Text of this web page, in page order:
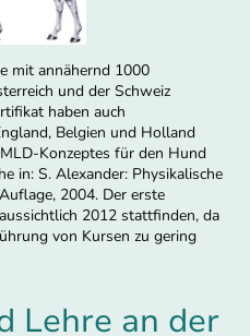
mit annähernd 1000
und der Schweiz
haben auch
Belgien und Holland
Konzeptes für den Hund
in: S. Alexander: Physikalische
2004. Der erste
2012 stattfinden, da
von Kursen zu gering
Lehre an der